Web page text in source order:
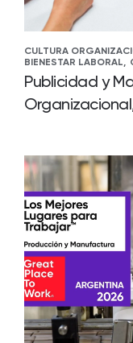
CULTURA
BIENESTAR LABORAL,
Publicidad y